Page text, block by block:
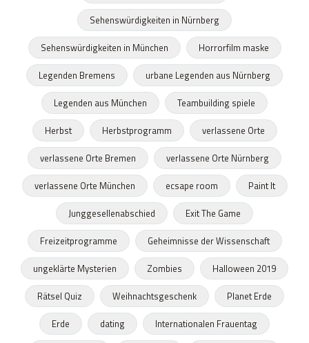
Sehenswürdigkeiten in Nürnberg
Sehenswürdigkeiten in München
Horrorfilm maske
Legenden Bremens
urbane Legenden aus Nürnberg
Legenden aus München
Teambuilding spiele
Herbst
Herbstprogramm
verlassene Orte
verlassene Orte Bremen
verlassene Orte Nürnberg
verlassene Orte München
ecsape room
Paint It
Junggesellenabschied
Exit The Game
Freizeitprogramme
Geheimnisse der Wissenschaft
ungeklärte Mysterien
Zombies
Halloween 2019
Rätsel Quiz
Weihnachtsgeschenk
Planet Erde
Erde
dating
Internationalen Frauentag